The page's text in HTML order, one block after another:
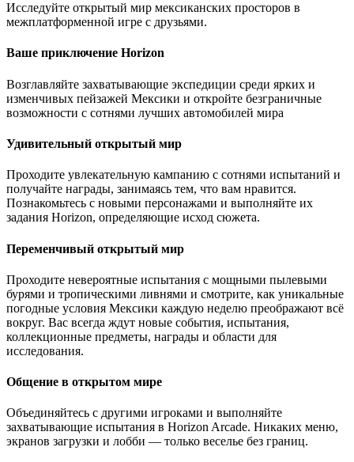
Исследуйте открытый мир мексиканских просторов в
межплатформенной игре с друзьями.
Ваше приключение Horizon
Возглавляйте захватывающие экспедиции среди ярких и
изменчивых пейзажей Мексики и откройте безграничные
возможности с сотнями лучших автомобилей мира
Удивительный открытый мир
Проходите увлекательную кампанию с сотнями испытаний и
получайте награды, занимаясь тем, что вам нравится.
Познакомьтесь с новыми персонажами и выполняйте их
задания Horizon, определяющие исход сюжета.
Переменчивый открытый мир
Проходите невероятные испытания с мощными пылевыми
бурями и тропическими ливнями и смотрите, как уникальные
погодные условия Мексики каждую неделю преображают всё
вокруг. Вас всегда ждут новые события, испытания,
коллекционные предметы, награды и области для
исследования.
Общение в открытом мире
Объединяйтесь с другими игроками и выполняйте
захватывающие испытания в Horizon Arcade. Никаких меню,
экранов загрузки и лобби — только веселье без границ.